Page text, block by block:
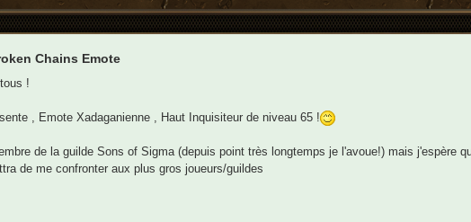
Chains Emote
!
, Emote Xadaganienne , Haut Inquisiteur de niveau 65 !
de la guilde Sons of Sigma (depuis point très longtemps je l'avoue!) mais j'espère
de me confronter aux plus gros joueurs/guildes